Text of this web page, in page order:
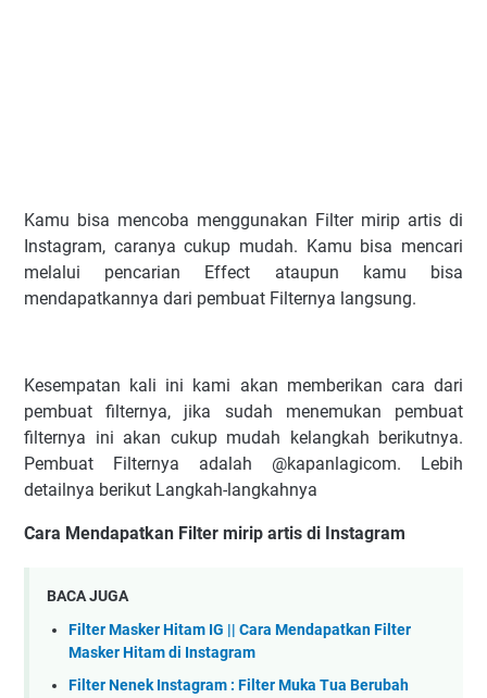
Kamu bisa mencoba menggunakan Filter mirip artis di
Instagram, caranya cukup mudah. Kamu bisa mencari
melalui pencarian Effect ataupun kamu bisa
mendapatkannya dari pembuat Filternya langsung.
Kesempatan kali ini kami akan memberikan cara dari
pembuat filternya, jika sudah menemukan pembuat
filternya ini akan cukup mudah kelangkah berikutnya.
Pembuat Filternya adalah @kapanlagicom. Lebih
detailnya berikut Langkah-langkahnya
Cara Mendapatkan Filter mirip artis di Instagram
BACA JUGA
Filter Masker Hitam IG || Cara Mendapatkan Filter
Masker Hitam di Instagram
Filter Nenek Instagram : Filter Muka Tua Berubah